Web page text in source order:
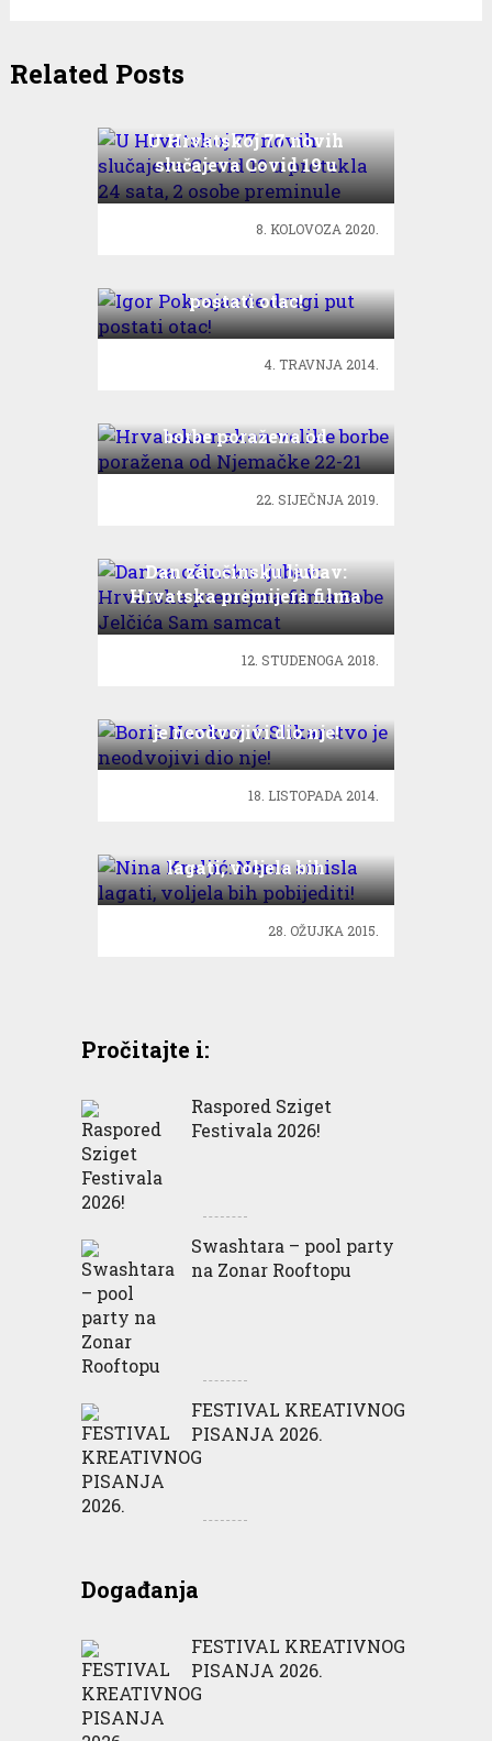
Related Posts
U Hrvatskoj 77 novih
slučajeva Covid 19 u
protekla 24 sata, 2 osobe
8. KOLOVOZA 2020.
postati otac!
4. TRAVNJA 2014.
borbe poražena od
Njemačke 22-21
22. SIJEČNJA 2019.
Dan za očinsku ljubav:
Hrvatska premijera filma
Bobe Jelčića Sam samcat
12. STUDENOGA 2018.
je neodvojivi dio nje!
18. LISTOPADA 2014.
lagati, voljela bih
pobijediti!
28. OŽUJKA 2015.
Pročitajte i:
Raspored Sziget
Festivala 2026!
Swashtara – pool party
na Zonar Rooftopu
FESTIVAL KREATIVNOG
PISANJA 2026.
Događanja
FESTIVAL KREATIVNOG
PISANJA 2026.